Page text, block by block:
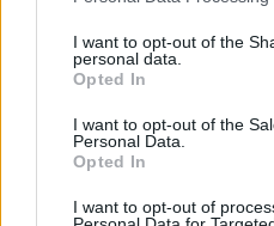
I want to opt-out of the
personal data.
Opted In
I want to opt-out of the
Personal Data.
Opted In
I want to opt-out of
Leskeneläke ei
Kela muistuttaa
ikärajasta